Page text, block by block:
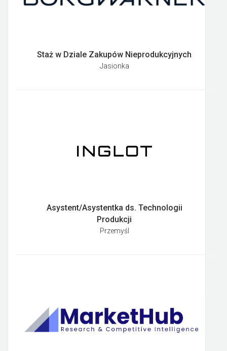
Staż w Dziale Zakupów Nieprodukcyjnych
Jasionka
Asystent/Asystentka ds. Technologii
Produkcji
Przemyśl